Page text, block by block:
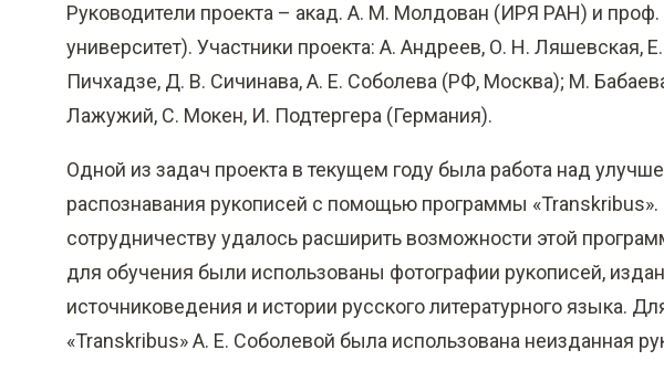
Руководители проекта – акад. А. М. Молдован (ИРЯ РАН) и проф.
университет). Участники проекта: A. Андреев, О. Н. Ляшевская,
Пичхадзе, Д. В. Сичинава, А. Е. Соболева (РФ, Москва); М.
Лажужий, С. Мокен, И. Подтергера (Германия).
Одной из задач проекта в текущем году была работа над
распознавания рукописей с помощью программы
сотрудничеству удалось расширить возможности этой
для обучения были использованы фотографии рукописей,
источниковедения и истории русского литературного языка.
«Transkribus» А. Е. Соболевой была использована неизданная